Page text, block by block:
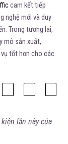
cam kết tiếp
nghệ mới và duy
Trong tương lai,
mô sản xuất,
tốt hơn cho các
lần này của